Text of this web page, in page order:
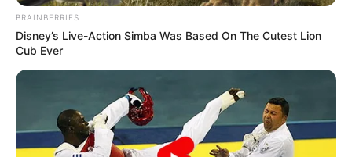
BRAINBERRIES
Disney’s Live-Action Simba Was Based On The Cutest Lion
Cub Ever